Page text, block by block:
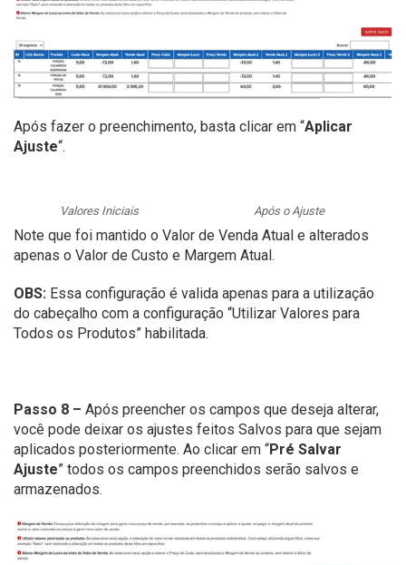
Após fazer o preenchimento, basta clicar em “Aplicar
Ajuste“.
Valores Iniciais Após o Ajuste
Note que foi mantido o Valor de Venda Atual e alterados
apenas o Valor de Custo e Margem Atual.
OBS: Essa configuração é valida apenas para a utilização
do cabeçalho com a configuração “Utilizar Valores para
Todos os Produtos” habilitada.
Passo 8 – Após preencher os campos que deseja alterar,
você pode deixar os ajustes feitos Salvos para que sejam
aplicados posteriormente. Ao clicar em “Pré Salvar
Ajuste” todos os campos preenchidos serão salvos e
armazenados.